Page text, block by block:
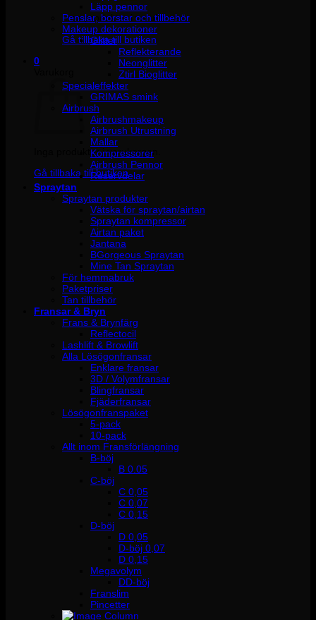
Inga produkter i varukorgen.
Gå tillbaka till butiken
0
Inga produkter i varukorgen.
Gå tillbaka till butiken
Läpp pennor
Penslar, borstar och tillbehör
Makeup dekorationer
Glitter
Reflekterande
Neonglitter
Ztirl Bioglitter
Specialeffekter
GRIMAS smink
Airbrush
Airbrushmakeup
Airbrush Utrustning
Mallar
Kompressorer
Airbrush Pennor
Reservdelar
Spraytan
Spraytan produkter
Vätska för spraytan/airtan
Spraytan kompressor
Airtan paket
Jantana
BGorgeous Spraytan
Mine Tan Spraytan
För hemmabruk
Paketpriser
Tan tillbehör
Fransar & Bryn
Frans & Brynfärg
Reflectocil
Lashlift & Browlift
Alla Lösögonfransar
Enklare fransar
3D / Volymfransar
Blingfransar
Fjäderfransar
Lösögonfranspaket
5-pack
10-pack
Allt inom Fransförlängning
B-böj
B 0.05
C-böj
C 0,05
C 0,07
C 0,15
D-böj
D 0,05
D-böj 0,07
D 0,15
Megavolym
DD-böj
Franslim
Pincetter